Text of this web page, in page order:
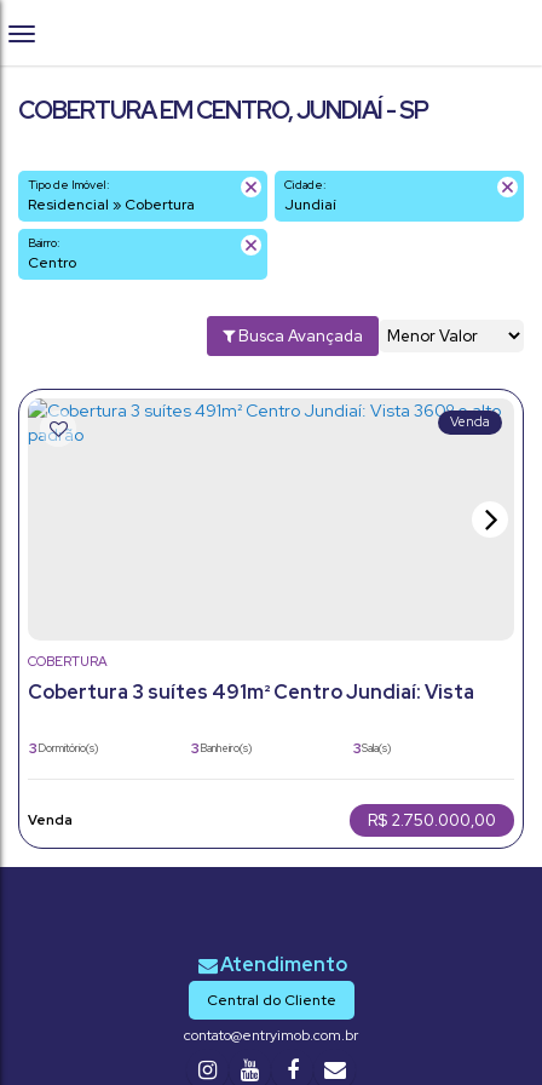
COBERTURA EM CENTRO, JUNDIAÍ - SP
Tipo de Imóvel:
Residencial » Cobertura
Cidade:
Jundiaí
Bairro:
Centro
Busca Avançada
Cobertura 3 suítes 491m² Centro Jundiaí: Vista
COBERTURA
R$ 2.750.000,00
3Dormitório(s) 3Banheiro(s) 3Sala(s)
Central do Cliente
contato@entryimob.com.br